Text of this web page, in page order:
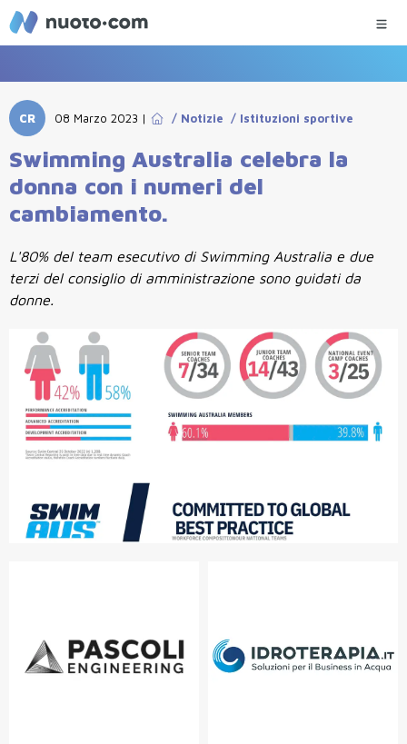
CR 08 Marzo 2023 | / Notizie / Istituzioni sportive
Swimming Australia celebra la
donna con i numeri del
cambiamento.
L'80% del team esecutivo di Swimming Australia e due
terzi del consiglio di amministrazione sono guidati da
donne.